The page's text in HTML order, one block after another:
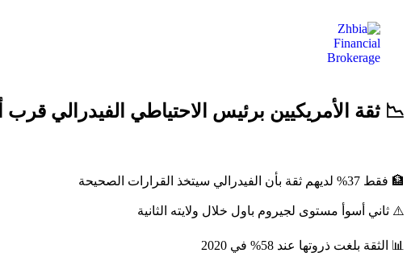
📉 ثقة الأمريكيين برئيس الاحتياطي الفيدرالي قرب
🏦 فقط 37% لديهم ثقة بأن الفيدرالي سيتخذ القرارات الصحيحة
⚠️ ثاني أسوأ مستوى لجيروم باول خلال ولايته الثانية
📊 الثقة بلغت ذروتها عند 58% في 2020